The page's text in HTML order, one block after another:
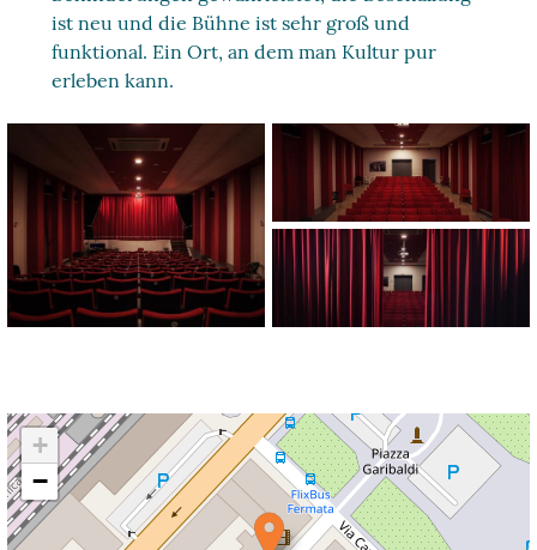
ist neu und die Bühne ist sehr groß und
funktional. Ein Ort, an dem man Kultur pur
erleben kann.
+
−